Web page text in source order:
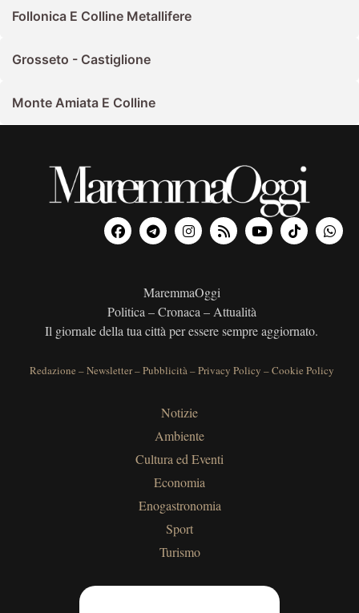
Follonica E Colline Metallifere
Grosseto - Castiglione
Monte Amiata E Colline
MaremmaOggi
Politica – Cronaca – Attualità
Il giornale della tua città per essere sempre aggiornato.
Redazione –Newsletter–Pubblicità–Privacy Policy –Cookie Policy
Notizie
Ambiente
Cultura ed Eventi
Economia
Enogastronomia
Sport
Turismo